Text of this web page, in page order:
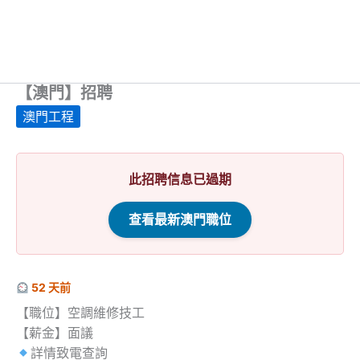
【澳門】招聘
澳門工程
此招聘信息已過期
查看最新澳門職位
52 天前
【職位】空調維修技工
【薪金】面議
詳情致電查詢